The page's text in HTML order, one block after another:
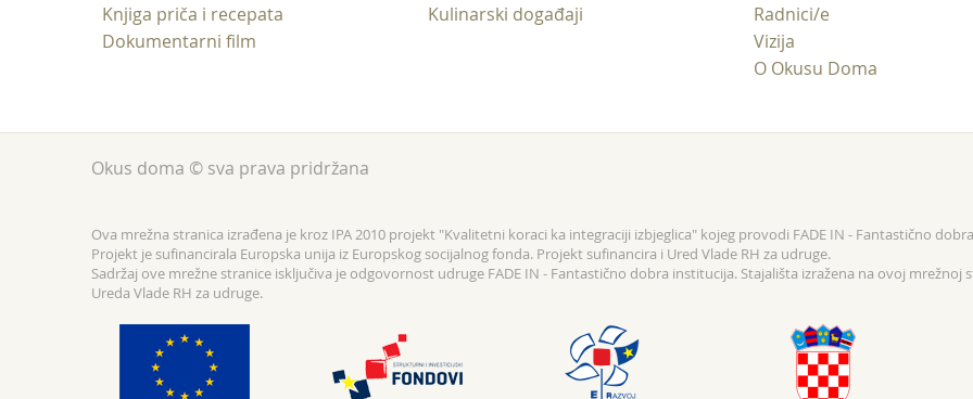
Knjiga priča i recepata
Dokumentarni film
Kulinarski događaji
Radnici/e
Vizija
O Okusu Doma
Okus doma © sva prava pridržana
Ova mrežna stranica izrađena je kroz IPA 2010 projekt "Kvalitetni koraci ka integraciji izbjeglica" kojeg provodi FADE IN - Fantastično
Projekt je sufinancirala Europska unija iz Europskog socijalnog fonda. Projekt sufinancira i Ured Vlade RH za udruge.
Sadržaj ove mrežne stranice isključiva je odgovornost udruge FADE IN - Fantastično dobra institucija. Stajališta izražena na ovoj
Ureda Vlade RH za udruge.